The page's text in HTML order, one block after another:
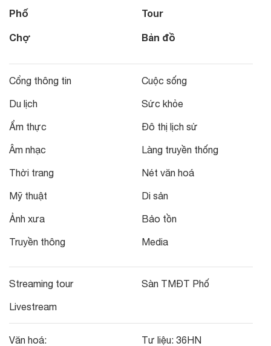
Phố
Chợ
Tour
Bản đồ
Cổng thông tin
Du lịch
Ẩm thực
Âm nhạc
Thời trang
Mỹ thuật
Ảnh xưa
Truyền thông
Cuộc sống
Sức khỏe
Đô thị lịch sử
Làng truyền thống
Nét văn hoá
Di sản
Bảo tồn
Media
Streaming tour
Livestream
Sàn TMĐT Phố
Văn hoá:
Tư liệu: 36HN